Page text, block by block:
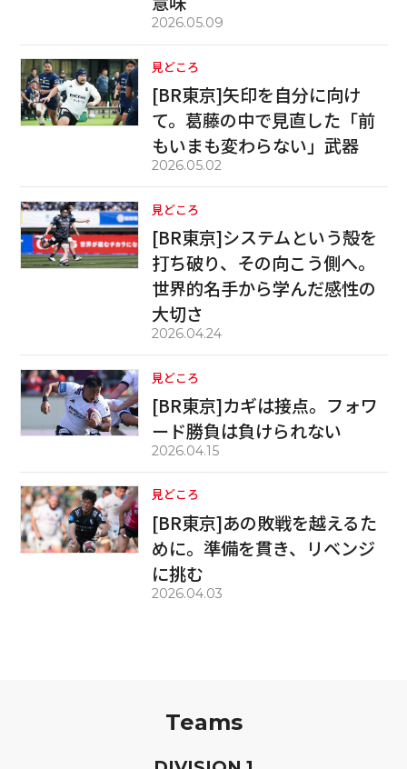
2026.05.09
見どころ
[BR東京]矢印を自分に向け
て。葛藤の中で見直した「前
もいまも変わらない」武器
2026.05.02
見どころ
[BR東京]システムという殻を
打ち破り、その向こう側へ。
世界的名手から学んだ感性の
大切さ
2026.04.24
見どころ
[BR東京]カギは接点。フォワ
ード勝負は負けられない
2026.04.15
見どころ
[BR東京]あの敗戦を越えるた
めに。準備を貫き、リベンジ
に挑む
2026.04.03
Teams